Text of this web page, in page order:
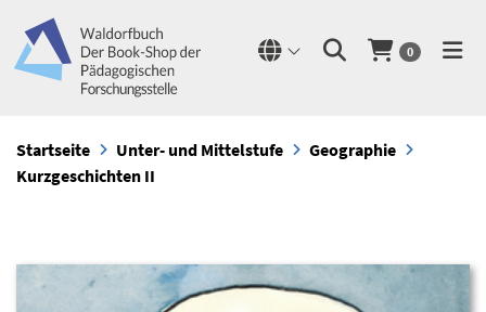
0
Startseite Unter- und Mittelstufe
Geographie
Kurzgeschichten II